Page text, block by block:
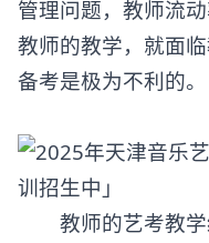
管理问题，教师流
教师的教学，就面
备考是极为不利的。
教师的艺考教学